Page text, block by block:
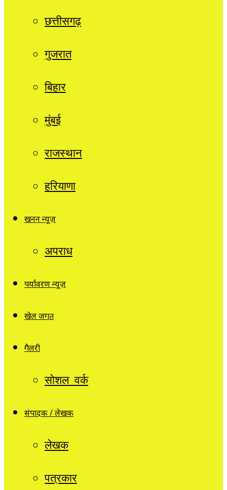
छत्तीसगढ़
गुजरात
बिहार
मुंबई
राजस्थान
हरियाणा
खनन न्यूज़
अपराध
पर्यावरण न्यूज़
खेल जगत
गैलरी
सोशल वर्क
संपादक / लेखक
लेखक
पत्रकार